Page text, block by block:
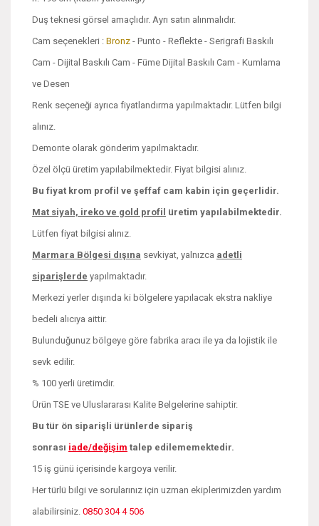
Duş teknesi görsel amaçlıdır. Ayrı satın alınmalıdır.
Cam seçenekleri : Bronz - Punto - Reflekte - Serigrafi Baskılı
Cam - Dijital Baskılı Cam - Füme Dijital Baskılı Cam - Kumlama
ve Desen
Renk seçeneği ayrıca fiyatlandırma yapılmaktadır. Lütfen bilgi
alınız.
Demonte olarak gönderim yapılmaktadır.
Özel ölçü üretim yapılabilmektedir. Fiyat bilgisi alınız.
Bu fiyat krom profil ve şeffaf cam kabin için geçerlidir.
Mat siyah, ireko ve gold profil üretim yapılabilmektedir.
Lütfen fiyat bilgisi alınız.
Marmara Bölgesi dışına sevkiyat, yalnızca adetli
siparişlerde yapılmaktadır.
Merkezi yerler dışında ki bölgelere yapılacak ekstra nakliye
bedeli alıcıya aittir.
Bulunduğunuz bölgeye göre fabrika aracı ile ya da lojistik ile
sevk edilir.
% 100 yerli üretimdir.
Ürün TSE ve Uluslararası Kalite Belgelerine sahiptir.
Bu tür ön siparişli ürünlerde sipariş
sonrası iade/değişim talep edilememektedir.
15 iş günü içerisinde kargoya verilir.
Her türlü bilgi ve sorularınız için uzman ekiplerimizden yardım
alabilirsiniz. 0850 304 4 506